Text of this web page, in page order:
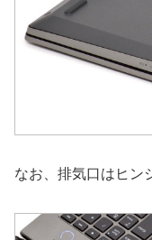
なお、排気口はヒン